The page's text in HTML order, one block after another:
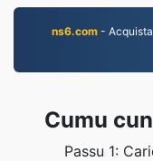
ns6.com -
Cumu
Passu 1: